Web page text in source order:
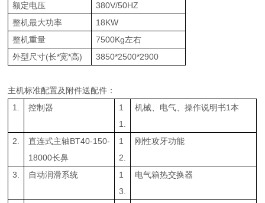
额定电压
380V/50HZ
整机最大功率
18KW
整机重量
7500Kg左右
外型尺寸(长*宽*高)
3850*2500*2900
主机标准配置及附件送配件：
1.
控制器
1
1.
机械、电气、操作说明书1本
2.
直连式主轴BT40-150-
18000长鼻
1
2.
刚性攻牙功能
3. 自动润滑系统
1
3.
电气箱热交换器